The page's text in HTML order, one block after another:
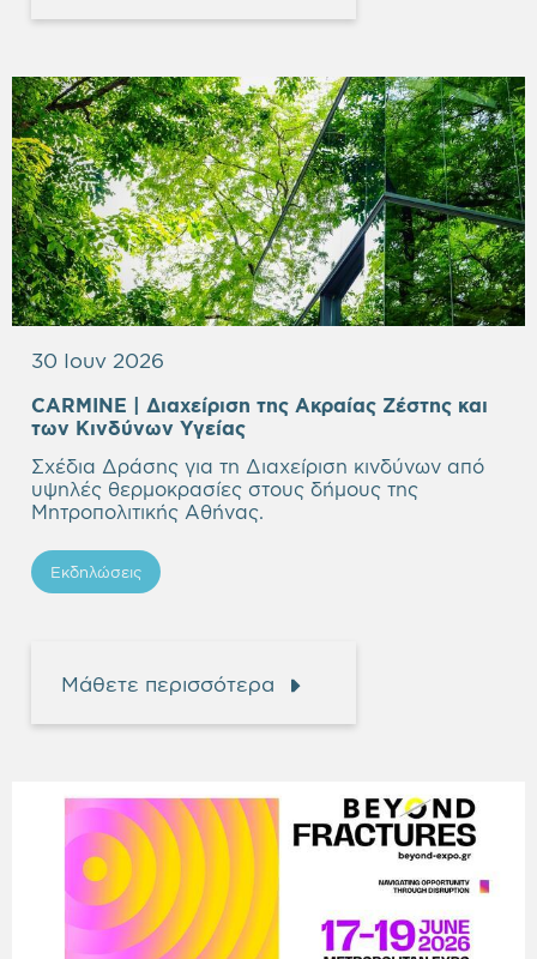
30 Ιουν 2026
CARMINE | Διαχείριση της Aκραίας Ζέστης και
των Κινδύνων Υγείας
Σχέδια Δράσης για τη Διαχείριση κινδύνων από
υψηλές θερμοκρασίες στους δήμους της
Μητροπολιτικής Αθήνας.
Εκδηλώσεις
Μάθετε περισσότερα